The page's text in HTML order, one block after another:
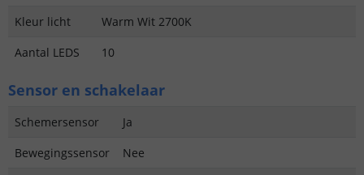
Kleur licht
Warm Wit 2700K
Aantal LEDS
10
Sensor en schakelaar
Schemersensor
Ja
Bewegingssensor
Nee